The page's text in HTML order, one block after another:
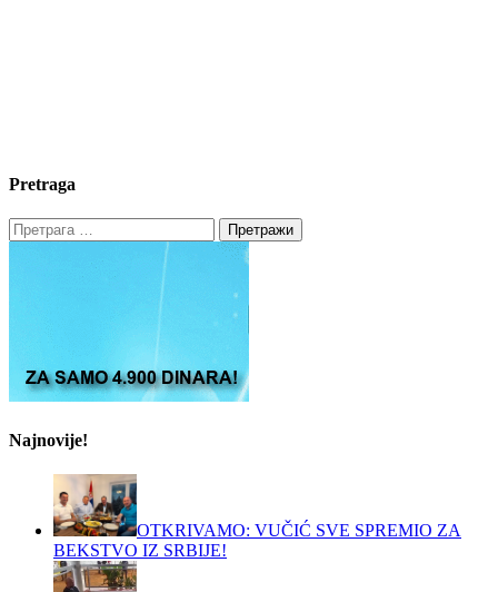
Pretraga
Претрага
за:
Najnovije!
OTKRIVAMO: VUČIĆ SVE SPREMIO ZA
BEKSTVO IZ SRBIJE!